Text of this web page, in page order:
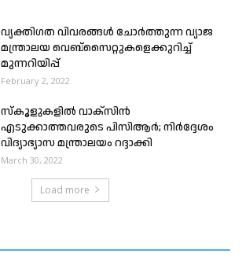
വ്യക്തിഗത വിവരങ്ങൾ ചോർത്തുന്ന വ്യാജ
മന്ത്രാലയ വെബ്‌സൈറ്റുകളെക്കുറിച്ച്
മുന്നറിയിപ്പ്
February 2, 2022
സ്കൂളുകളിൽ വാക്സിൻ
എടുക്കാത്തവരുടെ പിസിആർ; നിർദ്ദേശം
വിദ്യാഭ്യാസ മന്ത്രാലയം റദ്ദാക്കി
March 30, 2022
Load more